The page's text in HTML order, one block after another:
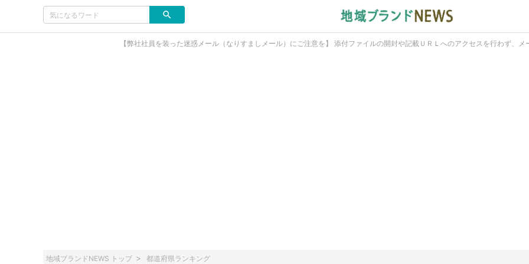
【弊社社員を装った迷惑メール（なりすましメール）にご注意を】 添付ファイルの開封や記載ＵＲＬへのアクセスを行わず、メ
地域ブランドNEWS トップ 都道府県ランキング